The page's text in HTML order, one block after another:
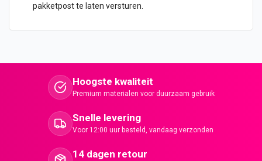
pakketpost te laten versturen.
Hoogste kwaliteit
Premium materialen voor duurzaam gebruik
Snelle levering
Voor 12:00 uur besteld, vandaag verzonden
14 dagen retour